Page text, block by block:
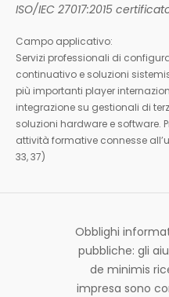
ISO/IEC 27017:2015
Campo applicativo:
Servizi professionali di
continuativo e soluzioni
più importanti player
integrazione su gestionali di
soluzioni hardware e software.
attività formative connesse
33, 37)
Obblighi
pubbliche: gli
de minimis
impresa sono